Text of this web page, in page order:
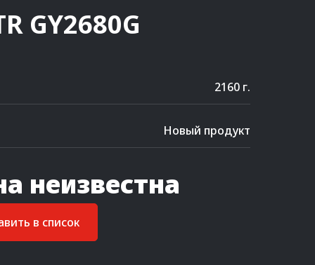
GY2680G
2160 г.
Новый продукт
неизвестна
в список